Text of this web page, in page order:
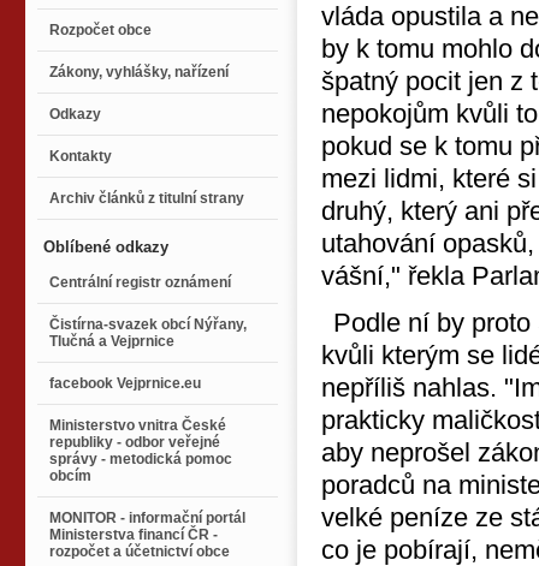
Rozpočet obce
Zákony, vyhlášky, nařízení
Odkazy
Kontakty
Archiv článků z titulní strany
Oblíbené odkazy
Centrální registr oznámení
Čistírna-svazek obcí Nýřany,
Tlučná a Vejprnice
facebook Vejprnice.eu
Ministerstvo vnitra České
republiky - odbor veřejné
správy - metodická pomoc
obcím
MONITOR - informační portál
Ministerstva financí ČR -
rozpočet a účetnictví obce
vláda opustila a
by k tomu mohlo
špatný pocit jen z
nepokojům kvůli
pokud se k tomu
mezi lidmi, které
druhý, který ani
utahování
vášní," řekla
Podle ní by
kvůli kterým se
nepříliš nahlas.
prakticky
aby neprošel
poradců na
velké peníze ze
co je pobírají,